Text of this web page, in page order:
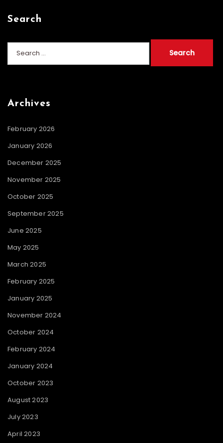
Search
Archives
February 2026
January 2026
December 2025
November 2025
October 2025
September 2025
June 2025
May 2025
March 2025
February 2025
January 2025
November 2024
October 2024
February 2024
January 2024
October 2023
August 2023
July 2023
April 2023